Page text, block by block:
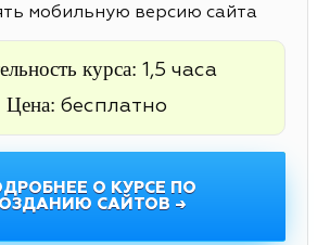
мобильную версию сайта
курса: 1,5 часа
Цена: бесплатно
О КУРСЕ ПО
САЙТОВ →